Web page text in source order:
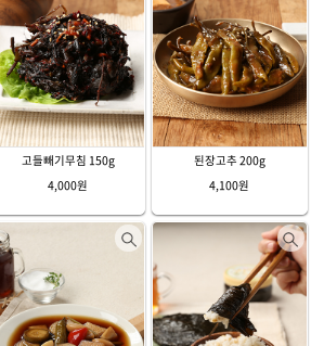
고들빼기무침 150g
4,000원
된장고추 200g
4,100원